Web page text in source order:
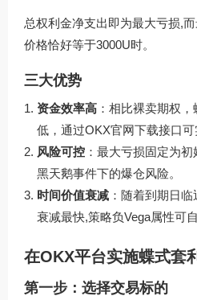
总权利金净支出即为最大亏损,
价格恰好等于3000U时。
三大优势
资金效率高 ：相比裸卖期权
低，通过OKX官网下载接口可
风险可控 ：最大亏损固定为
黑天鹅事件下的爆仓风险。
时间价值衰减 ：随着到期日
衰减最快,策略负Vega属性可自
在OKX平台实施蝶式套
第一步：选择交易标的